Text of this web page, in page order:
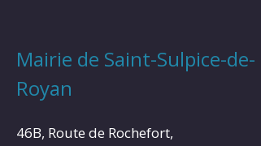
Mairie de Saint-Sulpice-de-
Royan
46B, Route de Rochefort,